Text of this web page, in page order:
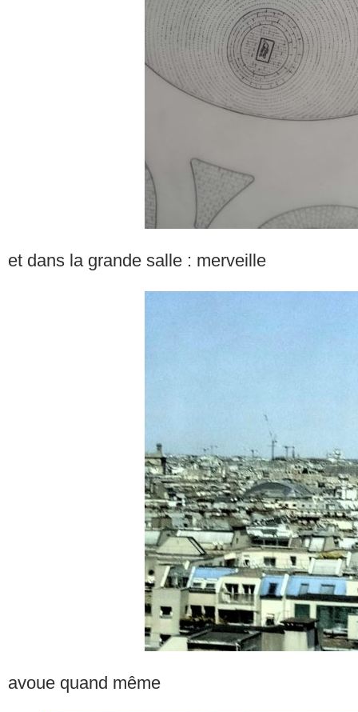
et dans la grande salle : merveille
avoue quand même